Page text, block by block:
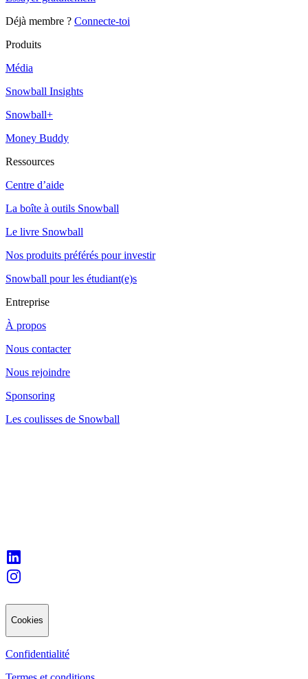
Déjà membre ? Connecte-toi
Produits
Média
Snowball Insights
Snowball+
Money Buddy
Ressources
Centre d’aide
La boîte à outils Snowball
Le livre Snowball
Nos produits préférés pour investir
Snowball pour les étudiant(e)s
Entreprise
À propos
Nous contacter
Nous rejoindre
Sponsoring
Les coulisses de Snowball
Cookies
Confidentialité